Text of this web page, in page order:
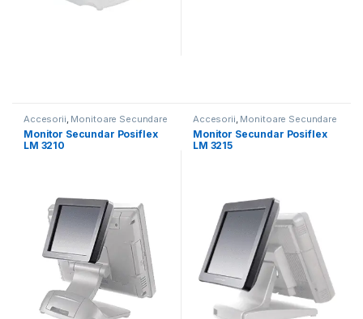
Accesorii, Monitoare Secundare
Monitor Secundar Posiflex
LM 3210
Accesorii, Monitoare Secundare
Monitor Secundar Posiflex
LM 3215